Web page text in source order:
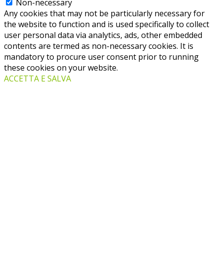
Non-necessary
Any cookies that may not be particularly necessary for
the website to function and is used specifically to collect
user personal data via analytics, ads, other embedded
contents are termed as non-necessary cookies. It is
mandatory to procure user consent prior to running
these cookies on your website.
ACCETTA E SALVA